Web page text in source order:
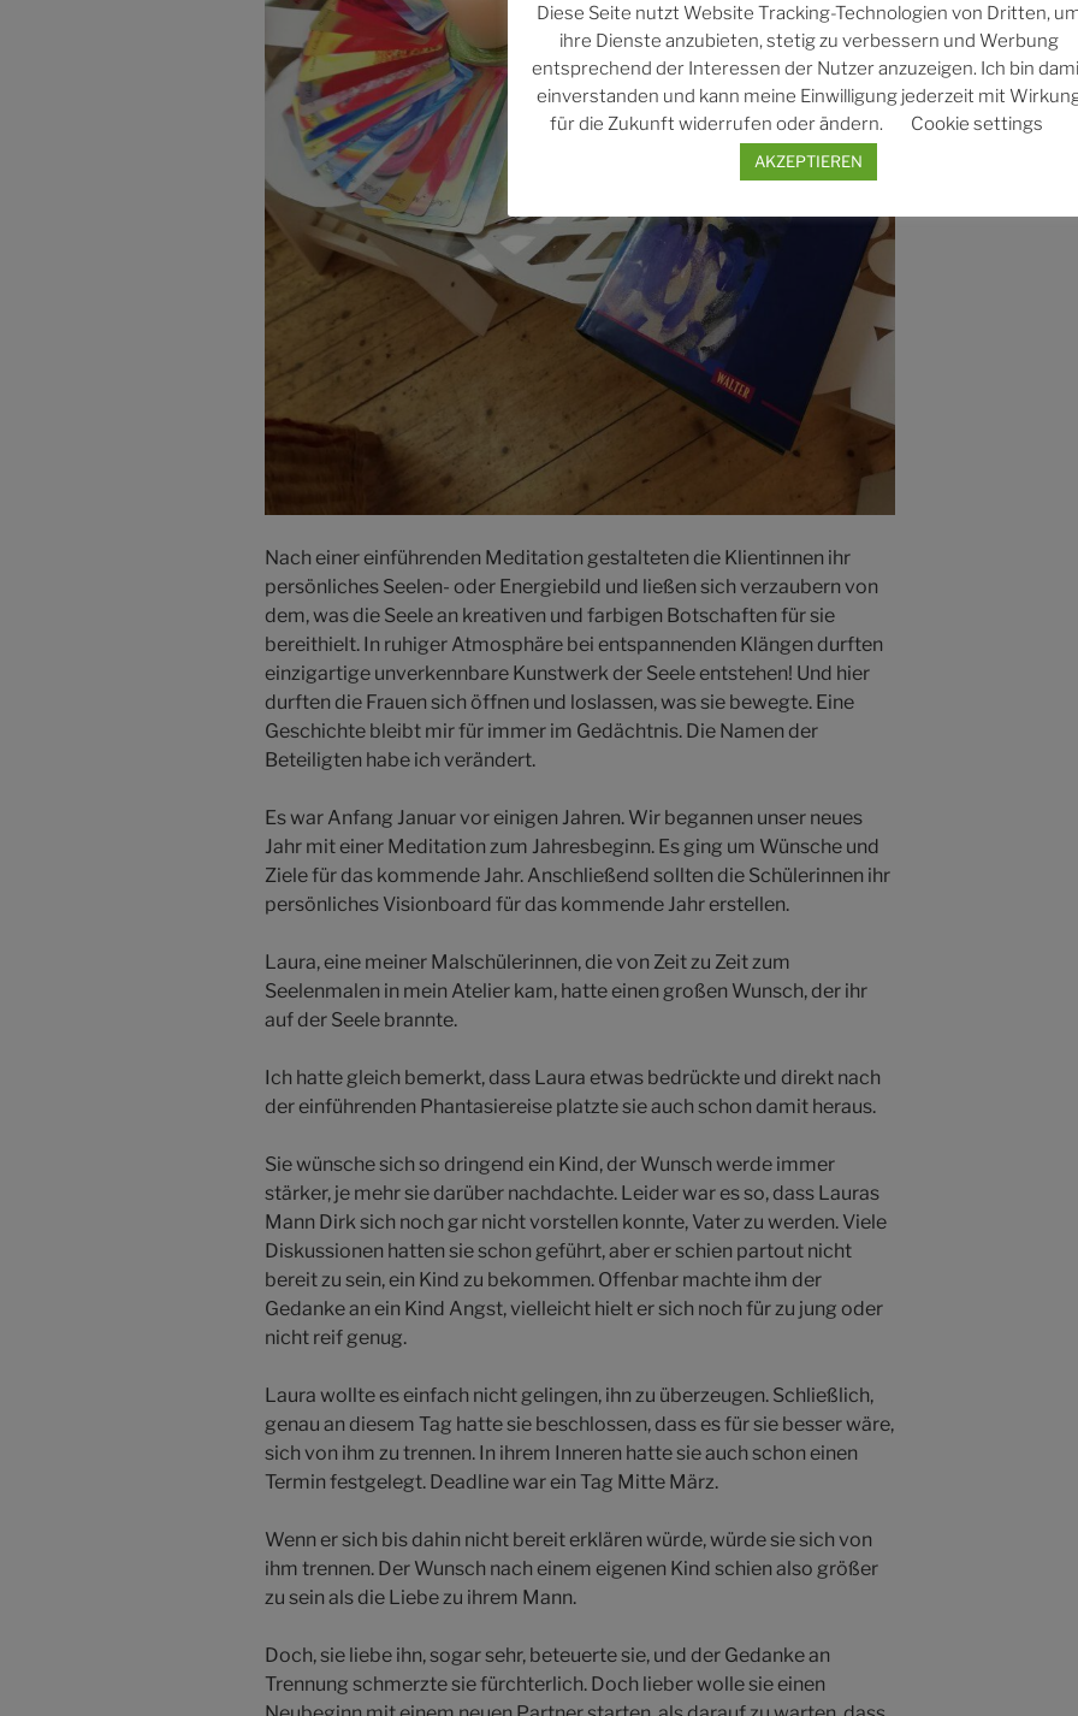
Nach einer einführenden Meditation gestalteten die Klientinnen ihr
persönliches Seelen- oder Energiebild und ließen sich verzaubern von
dem, was die Seele an kreativen und farbigen Botschaften für sie
bereithielt. In ruhiger Atmosphäre bei entspannenden Klängen durften
einzigartige unverkennbare Kunstwerk der Seele entstehen! Und hier
durften die Frauen sich öffnen und loslassen, was sie bewegte. Eine
Geschichte bleibt mir für immer im Gedächtnis. Die Namen der
Beteiligten habe ich verändert.
Es war Anfang Januar vor einigen Jahren. Wir begannen unser neues
Jahr mit einer Meditation zum Jahresbeginn. Es ging um Wünsche und
Ziele für das kommende Jahr. Anschließend sollten die Schülerinnen ihr
persönliches Visionboard für das kommende Jahr erstellen.
Laura, eine meiner Malschülerinnen, die von Zeit zu Zeit zum
Seelenmalen in mein Atelier kam, hatte einen großen Wunsch, der ihr
auf der Seele brannte.
Ich hatte gleich bemerkt, dass Laura etwas bedrückte und direkt nach
der einführenden Phantasiereise platzte sie auch schon damit heraus.
Sie wünsche sich so dringend ein Kind, der Wunsch werde immer
stärker, je mehr sie darüber nachdachte. Leider war es so, dass Lauras
Mann Dirk sich noch gar nicht vorstellen konnte, Vater zu werden. Viele
Diskussionen hatten sie schon geführt, aber er schien partout nicht
bereit zu sein, ein Kind zu bekommen. Offenbar machte ihm der
Gedanke an ein Kind Angst, vielleicht hielt er sich noch für zu jung oder
nicht reif genug.
Laura wollte es einfach nicht gelingen, ihn zu überzeugen. Schließlich,
genau an diesem Tag hatte sie beschlossen, dass es für sie besser wäre,
sich von ihm zu trennen. In ihrem Inneren hatte sie auch schon einen
Termin festgelegt. Deadline war ein Tag Mitte März.
Wenn er sich bis dahin nicht bereit erklären würde, würde sie sich von
ihm trennen. Der Wunsch nach einem eigenen Kind schien also größer
zu sein als die Liebe zu ihrem Mann.
Doch, sie liebe ihn, sogar sehr, beteuerte sie, und der Gedanke an
Trennung schmerzte sie fürchterlich. Doch lieber wolle sie einen
Diese Seite nutzt Website Tracking-Technologien von Dritten,
ihre Dienste anzubieten, stetig zu verbessern und Werbung
entsprechend der Interessen der Nutzer anzuzeigen. Ich bin
einverstanden und kann meine Einwilligung jederzeit mit
für die Zukunft widerrufen oder ändern.
Cookie settings
AKZEPTIEREN